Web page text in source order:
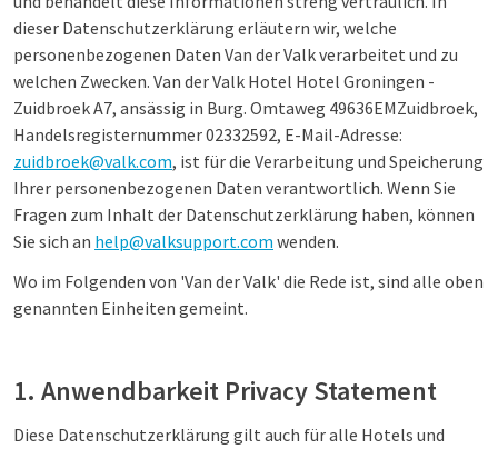
dieser Datenschutzerklärung erläutern wir, welche
personenbezogenen Daten Van der Valk verarbeitet und zu
welchen Zwecken. Van der Valk Hotel Hotel Groningen -
Zuidbroek A7, ansässig in Burg. Omtaweg 49636EMZuidbroek,
Handelsregisternummer 02332592, E-Mail-Adresse:
zuidbroek@valk.com, ist für die Verarbeitung und Speicherung
Ihrer personenbezogenen Daten verantwortlich. Wenn Sie
Fragen zum Inhalt der Datenschutzerklärung haben, können
Sie sich an help@valksupport.com wenden.
Wo im Folgenden von 'Van der Valk' die Rede ist, sind alle oben
genannten Einheiten gemeint.
1. Anwendbarkeit Privacy Statement
Diese Datenschutzerklärung gilt auch für alle Hotels und